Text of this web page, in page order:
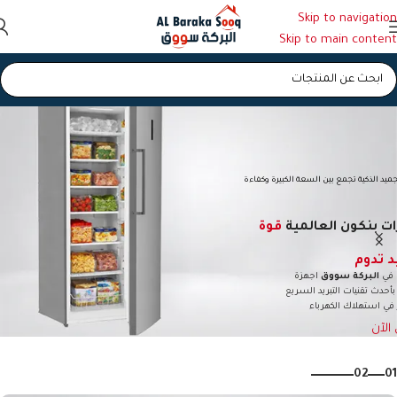
Skip to navigation
Skip to main content
الذكية تجمع بين السعة الكبيرة وكفاءة
بنكون العالمية قوة
تدوم
في البركة سووق اجهزة
تقنيات التبريد السريع
في استهلاك الكهرباء
01
02